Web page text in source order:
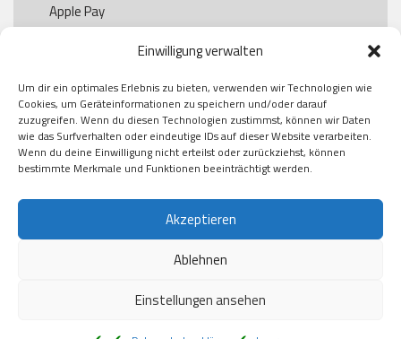
Einwilligung verwalten
Um dir ein optimales Erlebnis zu bieten, verwenden wir Technologien wie
Cookies, um Geräteinformationen zu speichern und/oder darauf
zuzugreifen. Wenn du diesen Technologien zustimmst, können wir Daten
wie das Surfverhalten oder eindeutige IDs auf dieser Website verarbeiten.
Wenn du deine Einwilligung nicht erteilst oder zurückziehst, können
bestimmte Merkmale und Funktionen beeinträchtigt werden.
Akzeptieren
Ablehnen
Einstellungen ansehen
Apple Pay
Paypal
Kauf auf Rechung
Klarna
American Express